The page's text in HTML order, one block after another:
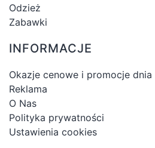
Odzież
Zabawki
INFORMACJE
Okazje cenowe i promocje dnia
Reklama
O Nas
Polityka prywatności
Ustawienia cookies